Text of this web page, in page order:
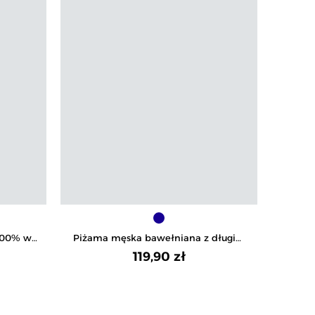
w
Piżama męska bawełniana z długim
rękawem i spodniami
119,90 zł